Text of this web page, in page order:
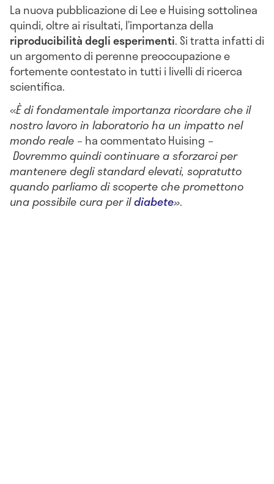
La nuova pubblicazione di Lee e Huising sottolinea
quindi, oltre ai risultati, l’importanza della
riproducibilità degli esperimenti. Si tratta infatti di
un argomento di perenne preoccupazione e
fortemente contestato in tutti i livelli di ricerca
scientifica.
«È di fondamentale importanza ricordare che il
nostro lavoro in laboratorio ha un impatto nel
mondo reale – ha commentato Huising –
Dovremmo quindi continuare a sforzarci per
mantenere degli standard elevati, sopratutto
quando parliamo di scoperte che promettono
una possibile cura per ildiabete».